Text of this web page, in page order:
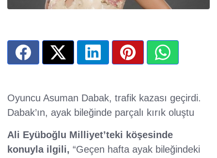
Oyuncu Asuman Dabak, trafik kazası geçirdi.
Dabak’ın, ayak bileğinde parçalı kırık oluştu
Ali Eyüboğlu Milliyet’teki köşesinde
konuyla ilgili, “Geçen hafta ayak bileğindeki